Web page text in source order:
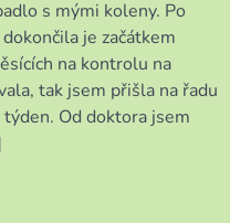
s mými koleny. Po
je začátkem
na kontrolu na
tak jsem přišla na řadu
Od doktora jsem